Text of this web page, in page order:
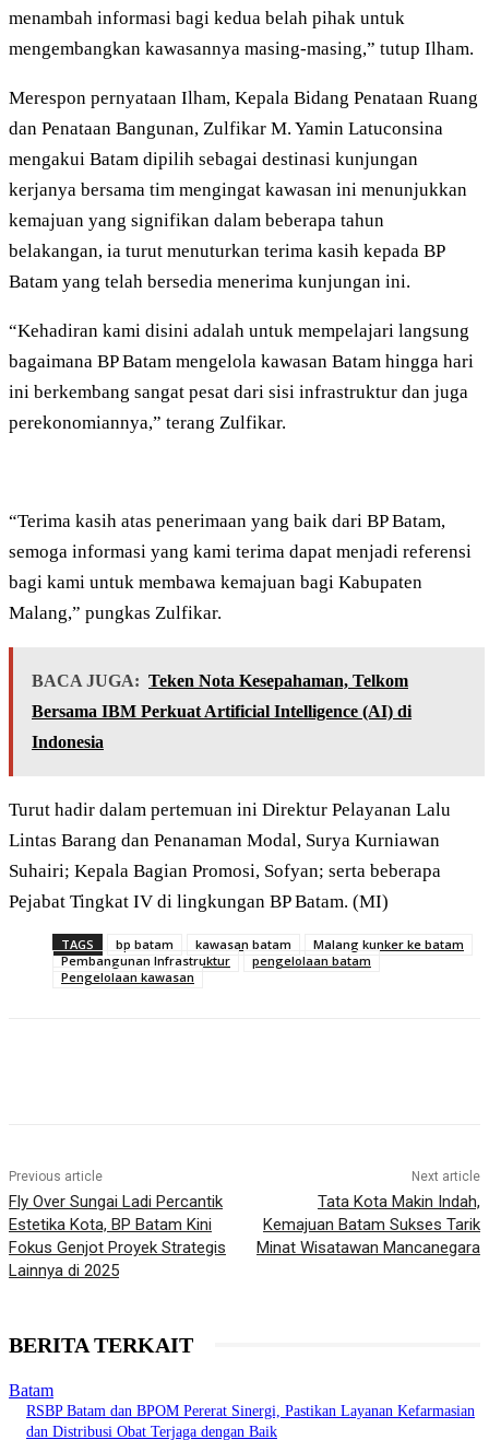
menambah informasi bagi kedua belah pihak untuk
mengembangkan kawasannya masing-masing,” tutup Ilham.
Merespon pernyataan Ilham, Kepala Bidang Penataan Ruang
dan Penataan Bangunan, Zulfikar M. Yamin Latuconsina
mengakui Batam dipilih sebagai destinasi kunjungan
kerjanya bersama tim mengingat kawasan ini menunjukkan
kemajuan yang signifikan dalam beberapa tahun
belakangan, ia turut menuturkan terima kasih kepada BP
Batam yang telah bersedia menerima kunjungan ini.
“Kehadiran kami disini adalah untuk mempelajari langsung
bagaimana BP Batam mengelola kawasan Batam hingga hari
ini berkembang sangat pesat dari sisi infrastruktur dan juga
perekonomiannya,” terang Zulfikar.
“Terima kasih atas penerimaan yang baik dari BP Batam,
semoga informasi yang kami terima dapat menjadi referensi
bagi kami untuk membawa kemajuan bagi Kabupaten
Malang,” pungkas Zulfikar.
BACA JUGA: Teken Nota Kesepahaman, Telkom
Bersama IBM Perkuat Artificial Intelligence (AI) di
Indonesia
Turut hadir dalam pertemuan ini Direktur Pelayanan Lalu
Lintas Barang dan Penanaman Modal, Surya Kurniawan
Suhairi; Kepala Bagian Promosi, Sofyan; serta beberapa
Pejabat Tingkat IV di lingkungan BP Batam. (MI)
TAGS bp batam kawasan batam
Malang kunker ke batam
Pembangunan Infrastruktur
pengelolaan batam
Pengelolaan kawasan
Previous article
Fly Over Sungai Ladi Percantik
Estetika Kota, BP Batam Kini
Fokus Genjot Proyek Strategis
Lainnya di 2025
Next article
Tata Kota Makin Indah,
Kemajuan Batam Sukses Tarik
Minat Wisatawan Mancanegara
BERITA TERKAIT
Batam
RSBP Batam dan BPOM Pererat Sinergi, Pastikan Layanan Kefarmasian
dan Distribusi Obat Terjaga dengan Baik